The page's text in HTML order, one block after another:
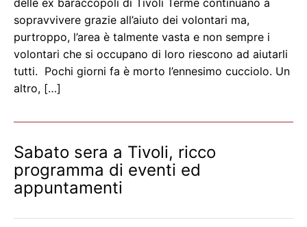
delle ex baraccopoli di Tivoli Terme continuano a
sopravvivere grazie all’aiuto dei volontari ma,
purtroppo, l’area è talmente vasta e non sempre i
volontari che si occupano di loro riescono ad aiutarli
tutti. Pochi giorni fa è morto l’ennesimo cucciolo. Un
altro, […]
Sabato sera a Tivoli, ricco
programma di eventi ed
appuntamenti